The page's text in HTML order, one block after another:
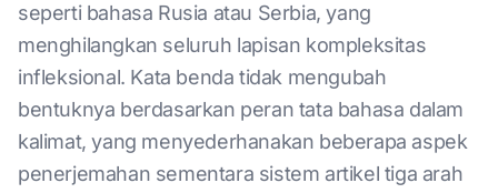
seperti bahasa Rusia atau Serbia, yang
menghilangkan seluruh lapisan kompleksitas
infleksional. Kata benda tidak mengubah
bentuknya berdasarkan peran tata bahasa dalam
kalimat, yang menyederhanakan beberapa aspek
penerjemahan sementara sistem artikel tiga arah